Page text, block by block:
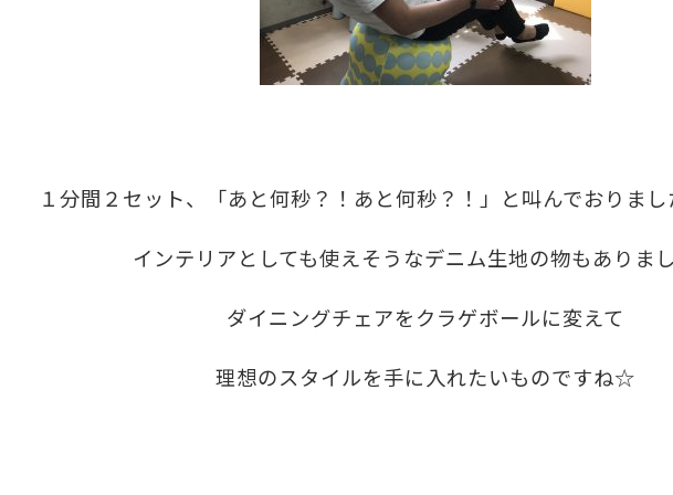
１分間２セット、「あと何秒？！あと何秒？！」と叫んでおりま
インテリアとしても使えそうなデニム生地の物もありま
ダイニングチェアをクラゲボールに変えて
理想のスタイルを手に入れたいものですね☆